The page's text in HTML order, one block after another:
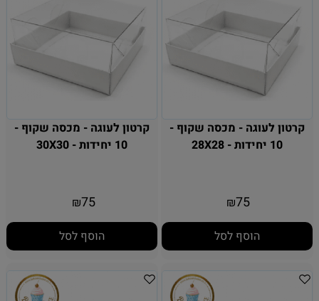
קרטון לעוגה - מכסה שקוף -
10 יחידות - 28X28
₪75
הוסף לסל
קרטון לעוגה - מכסה שקוף -
10 יחידות - 30X30
₪75
הוסף לסל